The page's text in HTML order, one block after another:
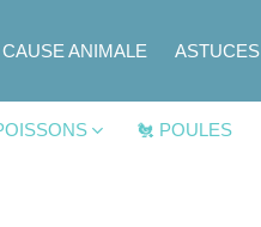
CAUSE ANIMALE ASTUCES
🐔 POULES